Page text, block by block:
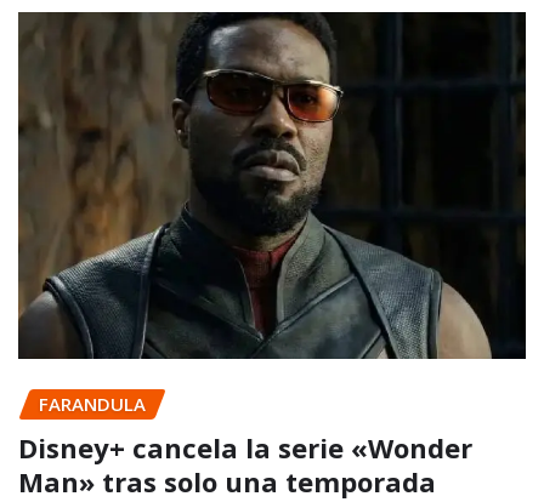
FARANDULA
Disney+ cancela la serie «Wonder
Man» tras solo una temporada